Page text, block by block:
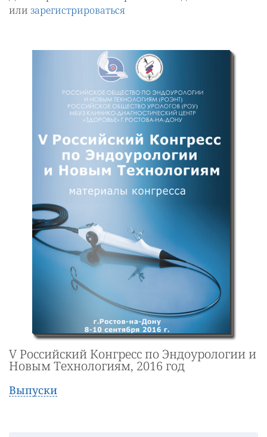
или зарегистрироваться
V Российский Конгресс по Эндоурологии и
Новым Технологиям, 2016 год
Выпуски